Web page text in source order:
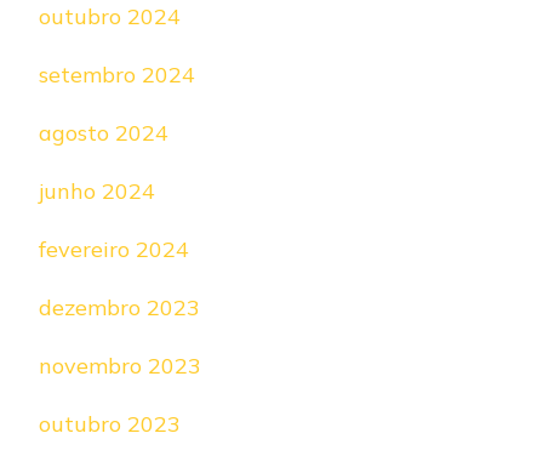
outubro 2024
setembro 2024
agosto 2024
junho 2024
fevereiro 2024
dezembro 2023
novembro 2023
outubro 2023